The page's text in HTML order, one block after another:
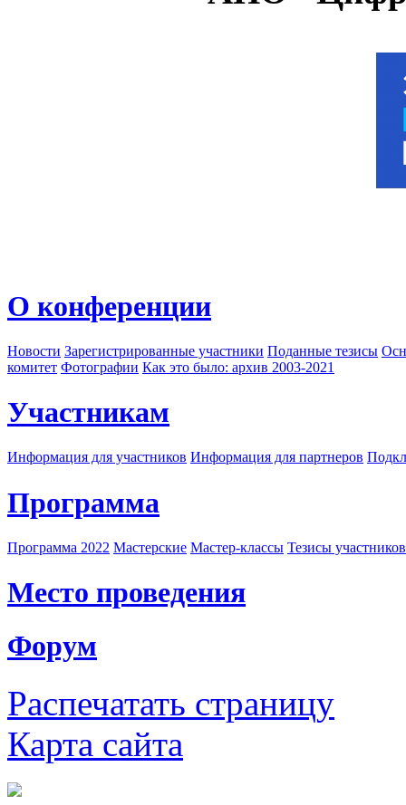
О конференции
Новости Зарегистрированные участники Поданные тезисы
комитет Фотографии Как это было: архив 2003-2021
Участникам
Информация для участников Информация для партнеров
Программа
Программа 2022 Мастерские Мастер-классы Тезисы
Место проведения
Форум
Распечатать страницу
Карта сайта